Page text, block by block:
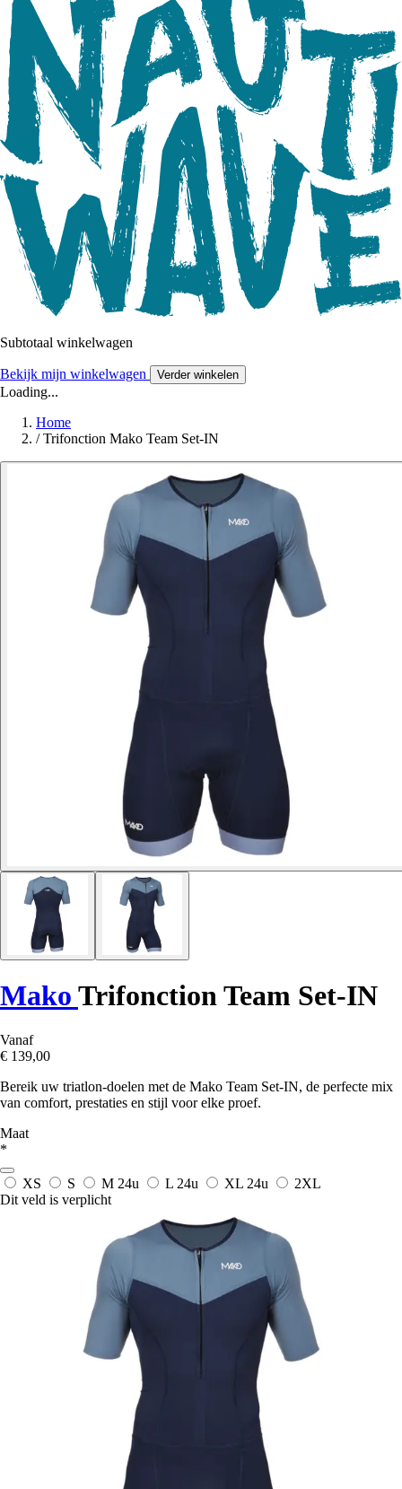
Subtotaal winkelwagen
Bekijk mijn winkelwagen Verder winkelen
Loading...
Home
/ Trifonction Mako Team Set-IN
Mako Trifonction Team Set-IN
Vanaf
€ 139,00
Bereik uw triatlon-doelen met de Mako Team Set-IN, de perfecte mix
van comfort, prestaties en stijl voor elke proef.
Maat
*
XS S M 24u L 24u XL 24u
2XL
Dit veld is verplicht